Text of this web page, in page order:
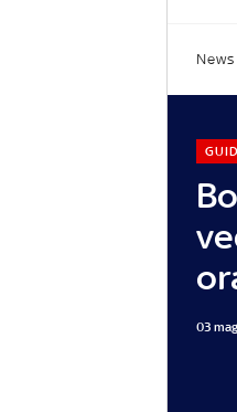
03